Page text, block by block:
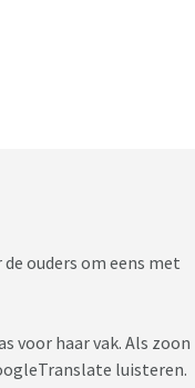
ouders om eens met
voor haar vak. Als zoon
luisteren.